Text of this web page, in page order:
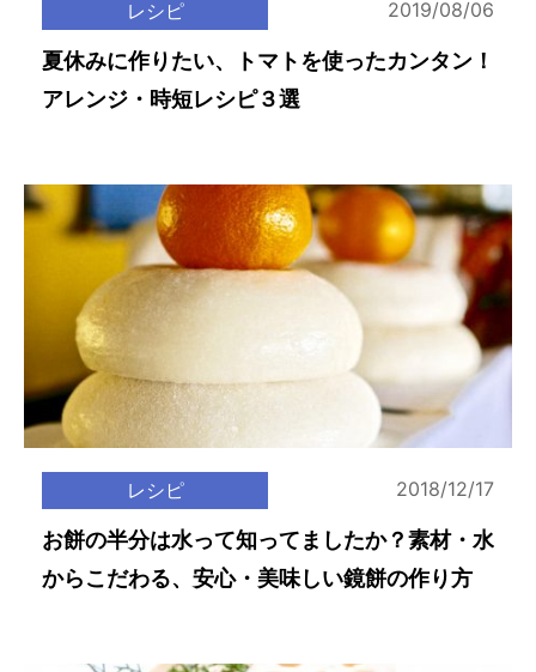
レシピ 2019/08/06
夏休みに作りたい、トマトを使ったカンタン！
アレンジ・時短レシピ３選
レシピ 2018/12/17
お餅の半分は水って知ってましたか？素材・水
からこだわる、安心・美味しい鏡餅の作り方